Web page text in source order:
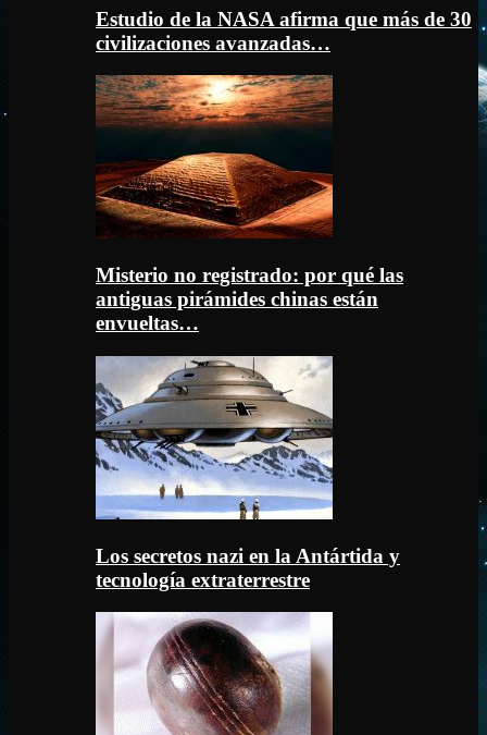
Estudio de la NASA afirma que más de 30
civilizaciones avanzadas…
Misterio no registrado: por qué las
antiguas pirámides chinas están
envueltas…
Los secretos nazi en la Antártida y
tecnología extraterrestre